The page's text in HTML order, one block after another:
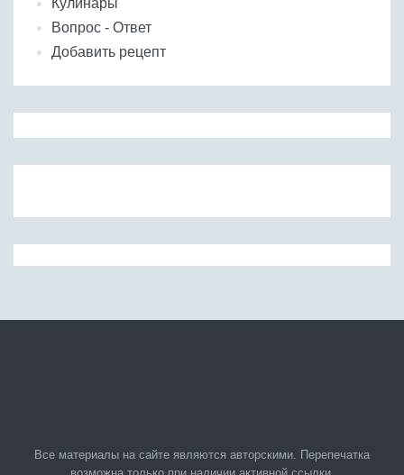
Кулинары
Вопрос - Ответ
Добавить рецепт
Все материалы на сайте являются авторскими. Перепечатка